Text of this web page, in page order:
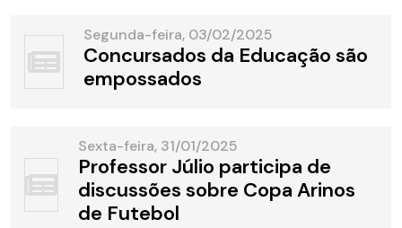
Segunda-feira, 03/02/2025
Concursados da Educação são
empossados
Sexta-feira, 31/01/2025
Professor Júlio participa de
discussões sobre Copa Arinos
de Futebol